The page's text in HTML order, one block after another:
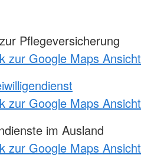
Pflegeversicherung
zur Google Maps Ansicht
zur Google Maps Ansicht
im Ausland
zur Google Maps Ansicht